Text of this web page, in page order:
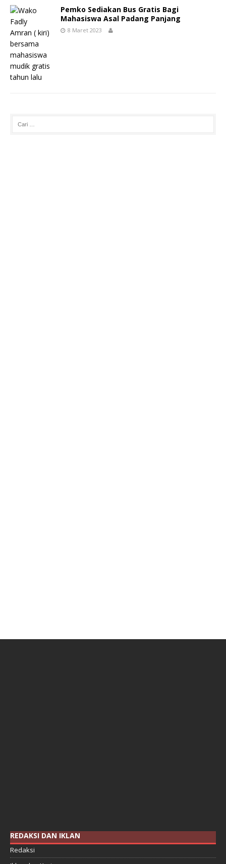
Pemko Sediakan Bus Gratis Bagi
Mahasiswa Asal Padang Panjang
8 Maret 2023
REDAKSI DAN IKLAN
Redaksi